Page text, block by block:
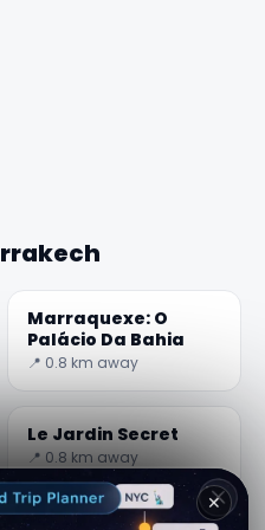
Marraquexe: O
Palácio Da Bahia
📍 0.8 km away
Le Jardin Secret
📍 0.8 km away
✕